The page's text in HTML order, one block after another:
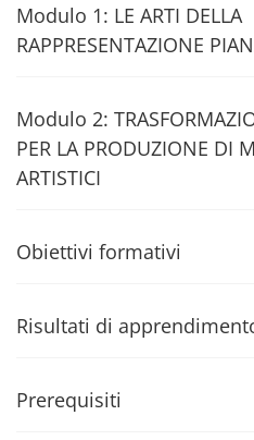
Modulo 1: LE ARTI DELLA
RAPPRESENTAZIONE
Modulo 2:
PER LA PRODUZIONE DI
ARTISTICI
Obiettivi formativi
Risultati di
Prerequisiti